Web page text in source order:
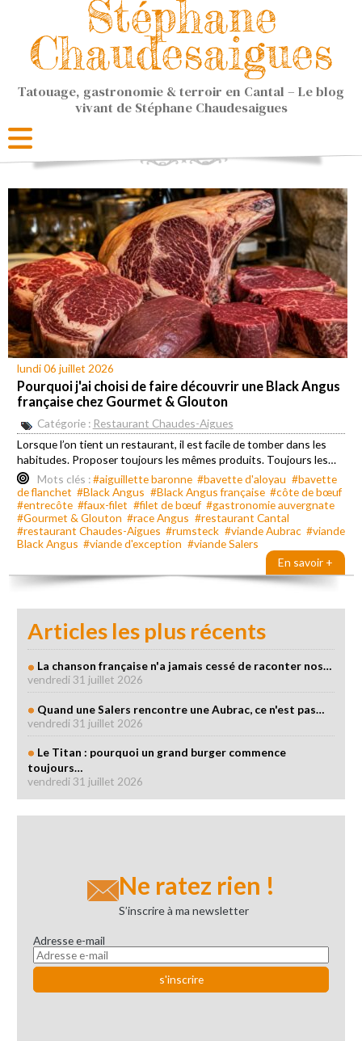
Stéphane
Chaudesaigues
Tatouage, gastronomie & terroir en Cantal – Le blog
vivant de Stéphane Chaudesaigues
lundi 06 juillet 2026
Pourquoi j'ai choisi de faire découvrir une Black Angus
française chez Gourmet & Glouton
Catégorie : Restaurant Chaudes-Aigues
Lorsque l’on tient un restaurant, il est facile de tomber dans les
habitudes. Proposer toujours les mêmes produits. Toujours les…
Mots clés :#aiguillette baronne #bavette d'aloyau #bavette
de flanchet #Black Angus #Black Angus française #côte de bœuf
#entrecôte #faux-filet #filet de bœuf #gastronomie auvergnate
#Gourmet & Glouton #race Angus #restaurant Cantal
#restaurant Chaudes-Aigues #rumsteck #viande Aubrac #viande
Black Angus #viande d'exception #viande Salers
En savoir +
Articles les plus récents
La chanson française n'a jamais cessé de raconter nos…
vendredi 31 juillet 2026
Quand une Salers rencontre une Aubrac, ce n'est pas…
vendredi 31 juillet 2026
Le Titan : pourquoi un grand burger commence
toujours…
vendredi 31 juillet 2026
Ne ratez rien !
S’inscrire à ma newsletter
Adresse e-mail